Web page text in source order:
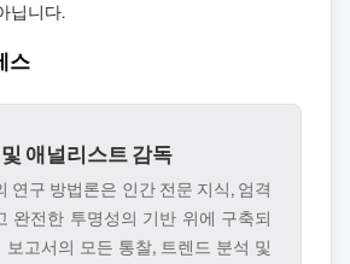
닙니다.
스
애널리스트 감독
연구 방법론은 인간 전문 지식, 엄격
완전한 투명성의 기반 위에 구축되
보고서의 모든 통찰, 트렌드 분석 및